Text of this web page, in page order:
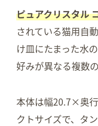
ピュアクリスタル
されている猫用自
け皿にたまった水
好みが異なる複数
本体は幅20.7×奥
クトサイズで、タ